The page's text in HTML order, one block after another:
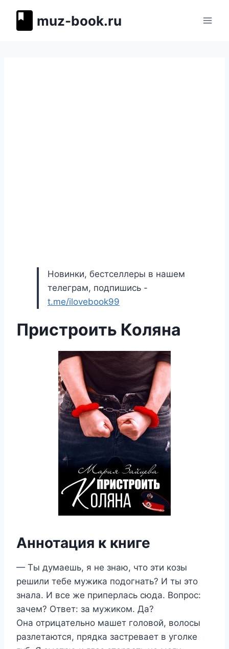
muz-book.ru
Новинки, бестселлеры в нашем
телеграм, подпишись -
t.me/ilovebook99
Пристроить Коляна
Аннотация к книге
— Ты думаешь, я не знаю, что эти козы
решили тебе мужика подогнать? И ты это
знала. И все же приперлась сюда. Вопрос:
зачем? Ответ: за мужиком. Да?
Она отрицательно машет головой, волосы
разлетаются, прядка застревает в уголке